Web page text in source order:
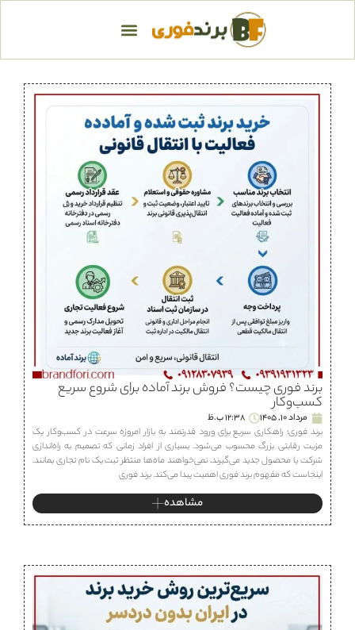
برند فوری چیست؟ فروش برند آماده برای شروع سریع
کسب‌وکار
مرداد 10, 1405
12:38 ب.ظ
برند فوری؛ راهکاری سریع برای ورود قدرتمند به بازار امروزه سرعت در کسب‌وکار یک
مزیت رقابتی بزرگ محسوب می‌شود. بسیاری از افراد زمانی که تصمیم به راه‌اندازی
شرکت یا محصول جدید می‌گیرند، نمی‌خواهند ماه‌ها منتظر ثبت یک نام تجاری بمانند.
اینجاست که مفهوم برند فوری اهمیت پیدا می‌کند. برند فوری
مشاهده